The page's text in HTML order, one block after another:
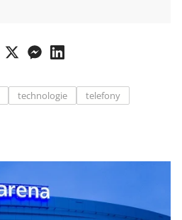
technologie telefony